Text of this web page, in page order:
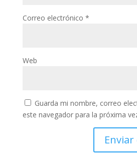
Correo electrónico *
Web
Guarda mi nombre, correo
este navegador para la próxima